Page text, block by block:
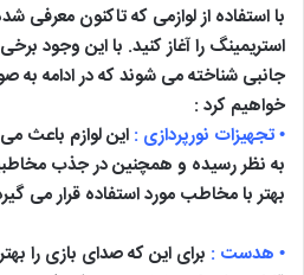
با استفاده از لوازمی که تاکنون معرفی
استریمینگ را آغاز کنید. با این وجود برخی
جانبی شناخته می شوند که در ادامه به
خواهیم کرد :
• تجهیزات نورپردازی : این لوازم باعث
به نظر رسیده و همچنین در جذب
بهتر با مخاطب مورد استفاده قرار می
• هدست : برای این که صدای بازی را